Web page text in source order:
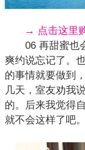
→ 点击这里
06 再甜蜜也会
爽约说忘记了。
的事情就要做到
几天，室友劝我
的。后来我觉得
就不会这样了吧。